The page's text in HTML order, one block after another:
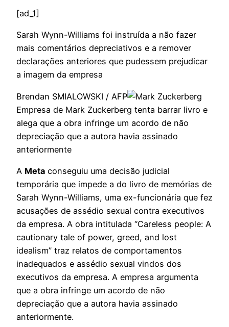
[ad_1]
Sarah Wynn-Williams foi instruída a não fazer
mais comentários depreciativos e a remover
declarações anteriores que pudessem prejudicar
a imagem da empresa
Brendan SMIALOWSKI / AFP
Empresa de Mark Zuckerberg tenta barrar livro e
alega que a obra infringe um acordo de não
depreciação que a autora havia assinado
anteriormente
A Meta conseguiu uma decisão judicial
temporária que impede a do livro de memórias de
Sarah Wynn-Williams, uma ex-funcionária que fez
acusações de assédio sexual contra executivos
da empresa. A obra intitulada “Careless people: A
cautionary tale of power, greed, and lost
idealism” traz relatos de comportamentos
inadequados e assédio sexual vindos dos
executivos da empresa. A empresa argumenta
que a obra infringe um acordo de não
depreciação que a autora havia assinado
anteriormente.